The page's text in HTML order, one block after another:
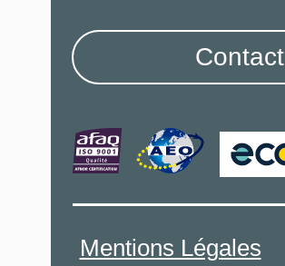
Mentions Légales
Contact